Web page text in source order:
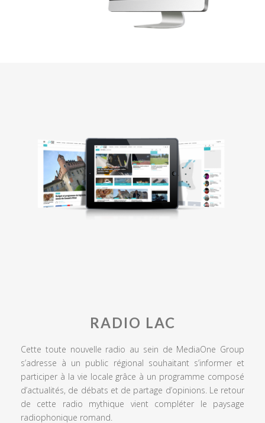
RADIO LAC
Cette toute nouvelle radio au sein de MediaOne Group
s’adresse à un public régional souhaitant s’informer et
participer à la vie locale grâce à un programme composé
d’actualités, de débats et de partage d’opinions. Le retour
de cette radio mythique vient compléter le paysage
radiophonique romand.